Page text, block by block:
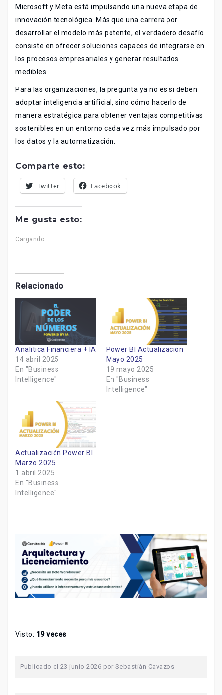
Microsoft y Meta está impulsando una nueva etapa de
innovación tecnológica. Más que una carrera por
desarrollar el modelo más potente, el verdadero desafío
consiste en ofrecer soluciones capaces de integrarse en
los procesos empresariales y generar resultados
medibles.
Para las organizaciones, la pregunta ya no es si deben
adoptar inteligencia artificial, sino cómo hacerlo de
manera estratégica para obtener ventajas competitivas
sostenibles en un entorno cada vez más impulsado por
los datos y la automatización.
Comparte esto:
Twitter Facebook
Me gusta esto:
Cargando...
Relacionado
Analítica Financiera + IA
14 abril 2025
En "Business
Intelligence"
Power BI Actualización
Mayo 2025
19 mayo 2025
En "Business
Intelligence"
Actualización Power BI
Marzo 2025
1 abril 2025
En "Business
Intelligence"
Visto: 19 veces
Publicado el 23 junio 2026 por Sebastián Cavazos